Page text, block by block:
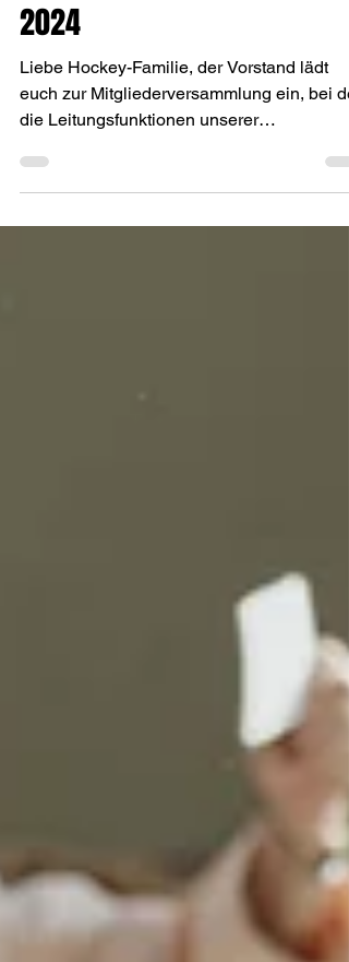
Mitgliederversammlung
2024
Liebe Hockey-Familie, der Vorstand lädt
die Leitungsfunktionen unserer
Hockeyabteilung neu...